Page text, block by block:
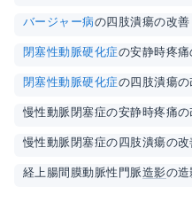
バージャー病の四肢潰瘍の改善
閉塞性動脈硬化症の安静時疼痛
閉塞性動脈硬化症の四肢潰瘍の
慢性動脈閉塞症の安静時疼痛の
慢性動脈閉塞症の四肢潰瘍の改
経上腸間膜動脈性門脈造影の